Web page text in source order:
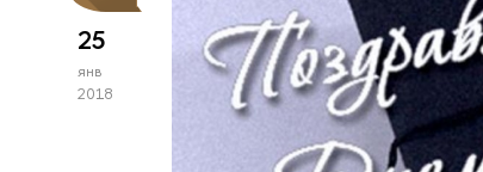
25
янв
2018